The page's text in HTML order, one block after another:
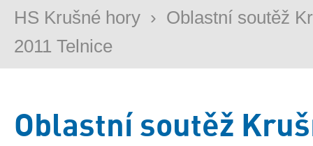
HS Krušné hory › Oblastní soutěž
2011 Telnice
Oblastní soutěž